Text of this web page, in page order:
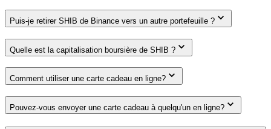
Puis-je retirer SHIB de Binance vers un autre portefeuille ?
Quelle est la capitalisation boursière de SHIB ?
Comment utiliser une carte cadeau en ligne?
Pouvez-vous envoyer une carte cadeau à quelqu'un en ligne?